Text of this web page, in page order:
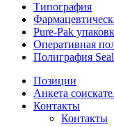
Типография
Pure-Pak
Оперативная
Полиграфия
Позиции
Анкета
Контакты
Контакты